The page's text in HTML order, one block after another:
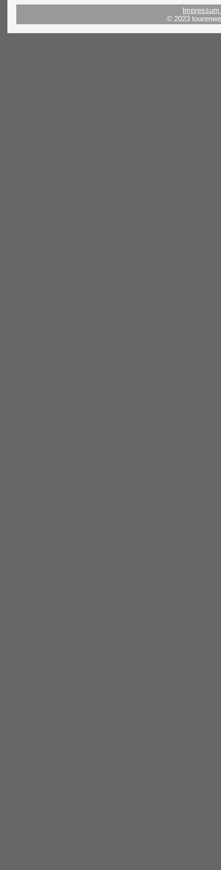
© 2023